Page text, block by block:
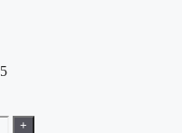
+